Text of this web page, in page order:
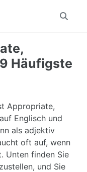
Toggle
Häufigste
Appropriate,
Englisch und
als adjektiv
oft auf, wenn
Unten finden Sie
und Sie